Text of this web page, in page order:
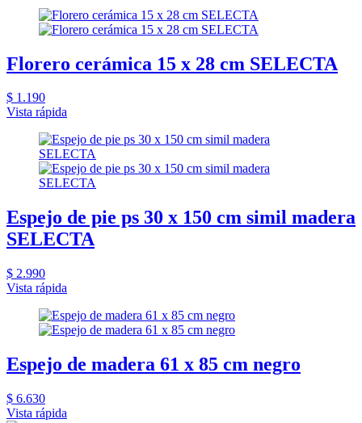
Florero cerámica 15 x 28 cm SELECTA
$ 1.190
Vista rápida
Espejo de pie ps 30 x 150 cm simil madera
SELECTA
$ 2.990
Vista rápida
Espejo de madera 61 x 85 cm negro
$ 6.630
Vista rápida